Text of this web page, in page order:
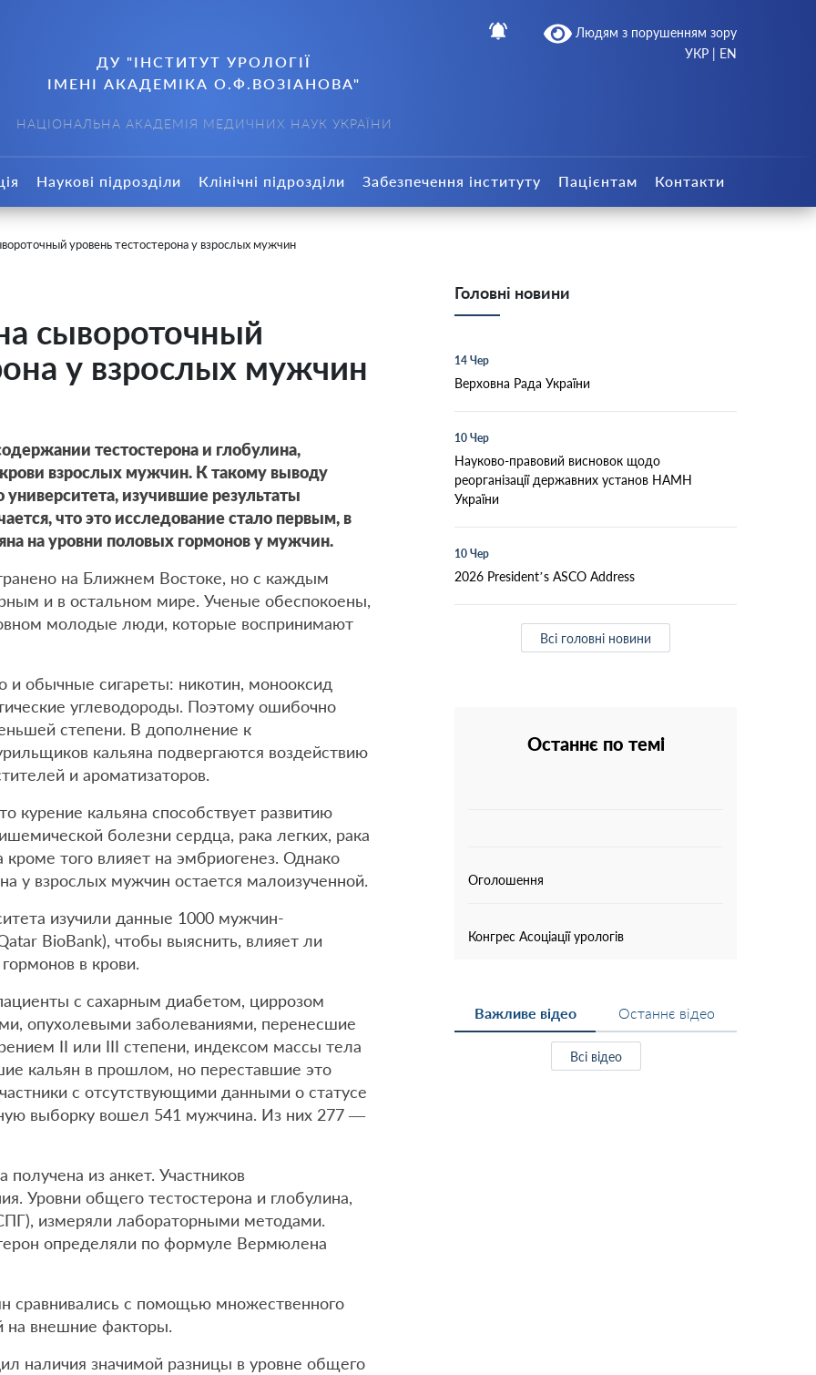
Людям з порушенням зору
ДУ "ІНСТИТУТ УРОЛОГІЇ
ІМЕНІ АКАДЕМІКА О.Ф.ВОЗІАНОВА"
НАЦІОНАЛЬНА АКАДЕМІЯ МЕДИЧНИХ НАУК УКРАЇНИ
УКР | EN
Наукові підрозділи Клінічні підрозділи Забезпечення інституту Пацієнтам Контакти
уровень тестостерона у взрослых мужчин
сывороточный
у взрослых мужчин
тестостерона и глобулина,
взрослых мужчин. К такому выводу
изучившие результаты
что это исследование стало первым, в
на уровни половых гормонов у мужчин.
на Ближнем Востоке, но с каждым
и в остальном мире. Ученые обеспокоены,
молодые люди, которые воспринимают
и обычные сигареты: никотин, монооксид
углеводороды. Поэтому ошибочно
степени. В дополнение к
кальяна подвергаются воздействию
и ароматизаторов.
курение кальяна способствует развитию
болезни сердца, рака легких, рака
того влияет на эмбриогенез. Однако
у взрослых мужчин остается малоизученной.
изучили данные 1000 мужчин-
BioBank), чтобы выяснить, влияет ли
в крови.
с сахарным диабетом, циррозом
опухолевыми заболеваниями, перенесшие
II или III степени, индексом массы тела
кальян в прошлом, но переставшие это
с отсутствующими данными о статусе
выборку вошел 541 мужчина. Из них 277 —
из анкет. Участников
Уровни общего тестостерона и глобулина,
измеряли лабораторными методами.
определяли по формуле Вермюлена
сравнивались с помощью множественного
на внешние факторы.
наличия значимой разницы в уровне общего
Головні новини
14 Чер
Верховна Рада України
10 Чер
Науково-правовий висновок щодо
реорганізації державних установ НАМН
України
10 Чер
2026 President’s ASCO Address
Всі головні новини
Останнє по темі
Оголошення
Конгрес Асоціації урологів
Важливе відео Останнє відео
Всі відео